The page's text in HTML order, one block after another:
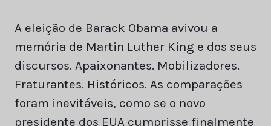
A eleição de Barack Obama avivou a
memória de Martin Luther King e dos seus
discursos. Apaixonantes. Mobilizadores.
Fraturantes. Históricos. As comparações
foram inevitáveis, como se o novo
presidente dos EUA cumprisse finalmente